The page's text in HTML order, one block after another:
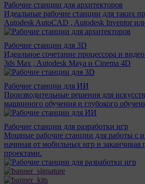
Рабочие станции для архитекторов
Идеальные рабочие станции для таких
Autodesk AutoCAD , Autodesk Inventor
Рабочие станции для 3D
Идеальное сочетание процессора и
3ds Max , Autodesk Maya и Cinema 4D
Рабочие станции для ИИ
Производительные решения для
машинного обучения и глубокого
Рабочие станции для разработки игр
Мощные рабочие станции для работы с
начиная от мобильных игр и
проектами.